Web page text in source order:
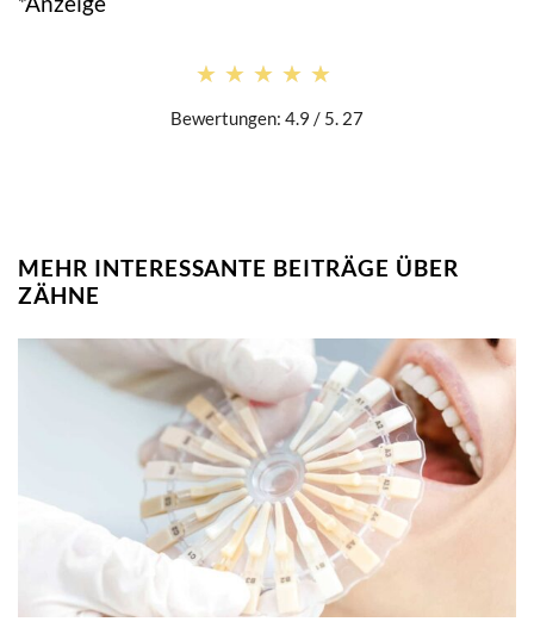
★★★★★
★★★★★
Bewertungen: 4.9 / 5. 27
MEHR INTERESSANTE BEITRÄGE ÜBER
ZÄHNE